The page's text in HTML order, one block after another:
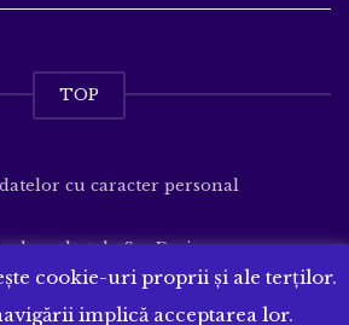
TOP
cu caracter personal
dezvoltat deSenDesign
cookie-uri proprii și ale terților.
implică acceptarea lor.